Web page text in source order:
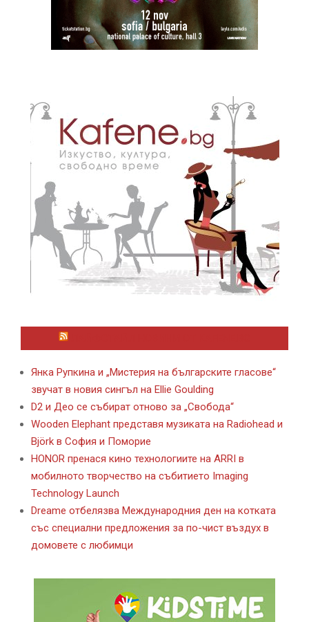
Янка Рупкина и „Мистерия на българските гласове“
звучат в новия сингъл на Ellie Goulding
D2 и Део се събират отново за „Свобода“
Wooden Elephant представя музиката на Radiohead и
Björk в София и Поморие
HONOR пренася кино технологиите на ARRI в
мобилното творчество на събитието Imaging
Technology Launch
Dreame отбелязва Международния ден на котката
със специални предложения за по-чист въздух в
домовете с любимци